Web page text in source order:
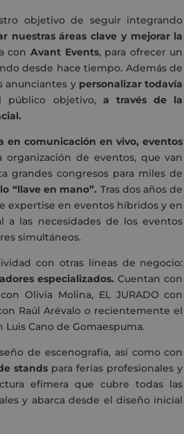
objetivo de seguir integrando
nuestras áreas clave y mejorar la
con Avant Events, para ofrecer un
desde hace tiempo. Además de
anunciantes y personalizar todavía
público objetivo, a través de la
en comunicación en vivo, eventos
organización de eventos, que van
grandes congresos para miles de
“llave en mano”. Tras dos años de
expertise en eventos híbridos y en
a las necesidades de los eventos
simultáneos.
con otras líneas de negocio:
especializados. Cuentan con
Olivia Molina, EL JURADO con
Raúl Arévalo o recientemente el
Luis Cano de Gomaespuma.
de escenografía, así como con
standspara ferias profesionales y
efímera que cubre todas las
y abarca desde el diseño inicial